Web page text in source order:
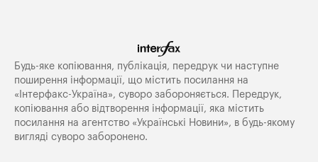
Будь-яке копiювання, публiкацiя, передрук чи наступне
поширення iнформацiї, що мiстить посилання на
«Iнтерфакс-Україна», суворо забороняється. Передрук,
копіювання або відтворення інформації, яка містить
посилання на агентство «Українські Новини», в будь-якому
вигляді суворо заборонено.